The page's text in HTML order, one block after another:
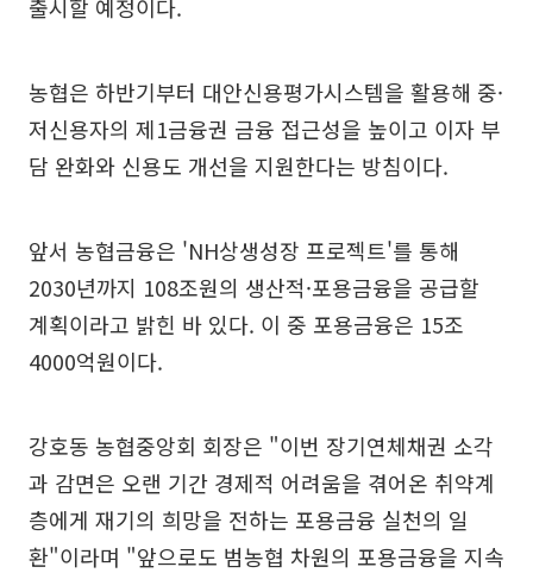
출시할 예정이다.
농협은 하반기부터 대안신용평가시스템을 활용해 중·
저신용자의 제1금융권 금융 접근성을 높이고 이자 부
담 완화와 신용도 개선을 지원한다는 방침이다.
앞서 농협금융은 'NH상생성장 프로젝트'를 통해
2030년까지 108조원의 생산적·포용금융을 공급할
계획이라고 밝힌 바 있다. 이 중 포용금융은 15조
4000억원이다.
강호동 농협중앙회 회장은 "이번 장기연체채권 소각
과 감면은 오랜 기간 경제적 어려움을 겪어온 취약계
층에게 재기의 희망을 전하는 포용금융 실천의 일
환"이라며 "앞으로도 범농협 차원의 포용금융을 지속